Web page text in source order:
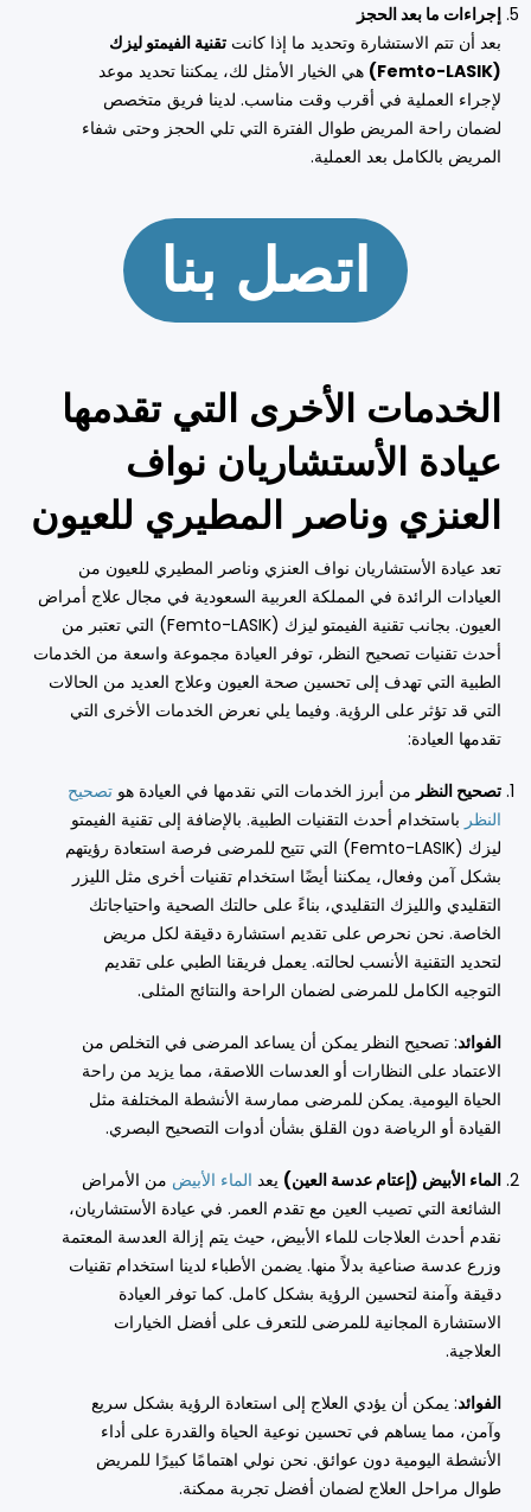
إجراءات ما بعد الحجز
بعد أن تتم الاستشارة وتحديد ما إذا كانت تقنية الفيمتو ليزك
(Femto-LASIK)
هي الخيار الأمثل لك، يمكننا تحديد موعد
لإجراء العملية في أقرب وقت مناسب. لدينا فريق متخصص
لضمان راحة المريض طوال الفترة التي تلي الحجز وحتى شفاء
المريض بالكامل بعد العملية.
اتصل بنا
الخدمات الأخرى التي تقدمها
عيادة الأستشاريان نواف
العنزي وناصر المطيري للعيون
تعد عيادة الأستشاريان نواف العنزي وناصر المطيري للعيون من
العيادات الرائدة في المملكة العربية السعودية في مجال علاج أمراض
العيون. بجانب تقنية الفيمتو ليزك (Femto-LASIK) التي تعتبر من
أحدث تقنيات تصحيح النظر، توفر العيادة مجموعة واسعة من الخدمات
الطبية التي تهدف إلى تحسين صحة العيون وعلاج العديد من الحالات
التي قد تؤثر على الرؤية. وفيما يلي نعرض الخدمات الأخرى التي
تقدمها العيادة:
تصحيح النظر من أبرز الخدمات التي نقدمها في العيادة هو تصحيح
النظر باستخدام أحدث التقنيات الطبية. بالإضافة إلى تقنية الفيمتو
ليزك (Femto-LASIK) التي تتيح للمرضى فرصة استعادة رؤيتهم
بشكل آمن وفعال، يمكننا أيضًا استخدام تقنيات أخرى مثل الليزر
التقليدي والليزك التقليدي، بناءً على حالتك الصحية واحتياجاتك
الخاصة. نحن نحرص على تقديم استشارة دقيقة لكل مريض
لتحديد التقنية الأنسب لحالته. يعمل فريقنا الطبي على تقديم
التوجيه الكامل للمرضى لضمان الراحة والنتائج المثلى.
الفوائد: تصحيح النظر يمكن أن يساعد المرضى في التخلص من
الاعتماد على النظارات أو العدسات اللاصقة، مما يزيد من راحة
الحياة اليومية. يمكن للمرضى ممارسة الأنشطة المختلفة مثل
القيادة أو الرياضة دون القلق بشأن أدوات التصحيح البصري.
الماء الأبيض (إعتام عدسة العين) يعد الماء الأبيض من الأمراض
الشائعة التي تصيب العين مع تقدم العمر. في عيادة الأستشاريان،
نقدم أحدث العلاجات للماء الأبيض، حيث يتم إزالة العدسة المعتمة
وزرع عدسة صناعية بدلاً منها. يضمن الأطباء لدينا استخدام تقنيات
دقيقة وآمنة لتحسين الرؤية بشكل كامل. كما توفر العيادة
الاستشارة المجانية للمرضى للتعرف على أفضل الخيارات
العلاجية.
الفوائد: يمكن أن يؤدي العلاج إلى استعادة الرؤية بشكل سريع
وآمن، مما يساهم في تحسين نوعية الحياة والقدرة على أداء
الأنشطة اليومية دون عوائق. نحن نولي اهتمامًا كبيرًا للمريض
طوال مراحل العلاج لضمان أفضل تجربة ممكنة.